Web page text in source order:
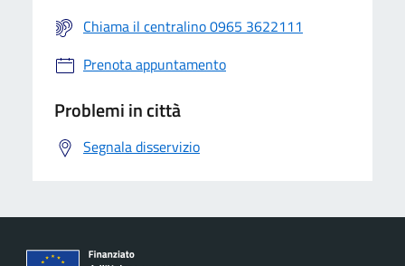
Chiama il centralino 0965 3622111
Prenota appuntamento
Problemi in città
Segnala disservizio